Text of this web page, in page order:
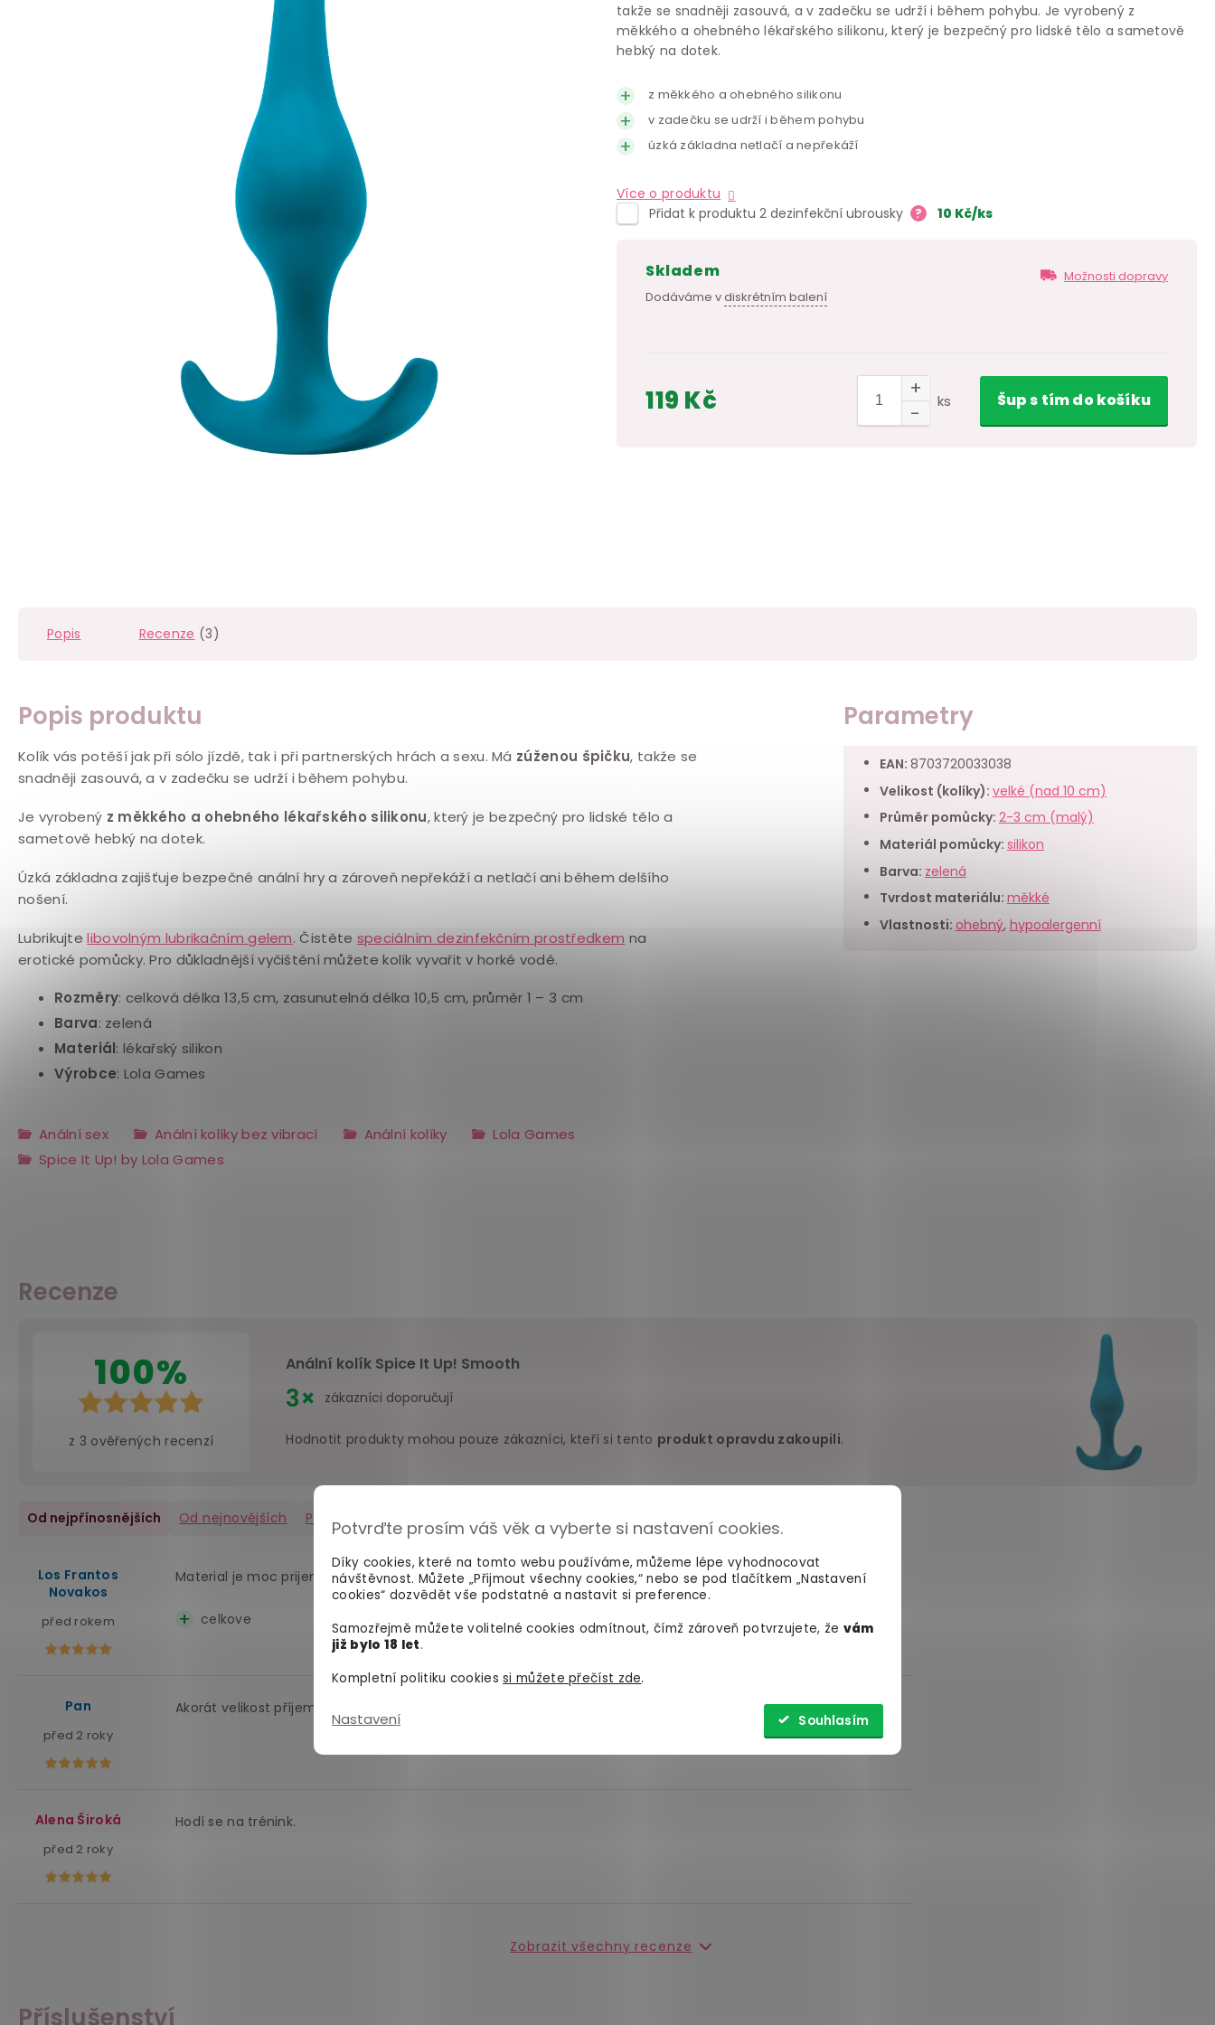
Potvrďte prosím váš věk a vyberte si nastavení cookies.
Díky cookies, které na tomto webu používáme, můžeme lépe vyhodnocovat
návštěvnost. Můžete „Přijmout všechny cookies,“ nebo se pod tlačítkem „Nastavení
cookies“ dozvědět vše podstatné a nastavit si preference.
Samozřejmě můžete volitelné cookies odmítnout, čímž zároveň potvrzujete, že vám
již bylo 18 let.
Kompletní politiku cookiessi můžete přečíst zde.
Nastavení Souhlasím
takže se snadněji zasouvá, a v zadečku se udrží i během pohybu. Je vyrobený z
měkkého a ohebného lékařského silikonu, který je bezpečný pro lidské tělo a sametově
hebký na dotek.
z měkkého a ohebného silikonu
v zadečku se udrží i během pohybu
úzká základna netlačí a nepřekáží
Více o produktu
Přidat k produktu 2 dezinfekční ubrousky
? 10 Kč/ks
skladem
Dodáváme vdiskrétním balení
Možnosti dopravy
119 Kč ks Šups tímdo košíku
Příslušenství
Popis Recenze (3)
Popis produktu
Kolík vás potěší jak při sólo jízdě, tak i při partnerských hrách a sexu. Má zúženou špičku, takže se
snadněji zasouvá, a v zadečku se udrží i během pohybu.
Je vyrobený z měkkého a ohebného lékařského silikonu, který je bezpečný pro lidské tělo a
sametově hebký na dotek.
Úzká základna zajišťuje bezpečné anální hry a zároveň nepřekáží a netlačí ani během delšího
nošení.
Lubrikujtelibovolným lubrikačním gelem. Čistěte speciálním dezinfekčním prostředkem na
erotické pomůcky. Pro důkladnější vyčištění můžete kolík vyvařit v horké vodě.
Rozměry: celková délka 13,5 cm, zasunutelná délka 10,5 cm, průměr 1 – 3 cm
Barva: zelená
Materiál: lékařský silikon
Výrobce: Lola Games
Anální sex Anální kolíky bez vibrací Anální kolíky
Lola Games
Spice It Up! by Lola Games
Parametry
EAN: 8703720033038
Velikost (kolíky): velké (nad 10 cm)
Průměr pomůcky: 2-3 cm (malý)
Materiál pomůcky: silikon
Barva: zelená
Tvrdost materiálu: měkké
Vlastnosti: ohebný, hypoalergenní
Recenze
100%
z 3 ověřených recenzí
Anální kolík Spice It Up! Smooth
3× zákazníci doporučují
Hodnotit produkty mohou pouze zákazníci, kteří si tento produkt opravdu zakoupili.
Od nejpřínosnějších Od nejnovějších Pozitivní Negativní (0)
Los Frantos
Novakos
před rokem
Material je moc prijemny na dotek a nepohlcuje pachy. Nerestne nizka cena za takovy produkt.
celkove
Pan
před 2 roky
Akorát velikost příjemně hebký
Alena Široká
před 2 roky
Hodí se na trénink.
Zobrazit všechny recenze